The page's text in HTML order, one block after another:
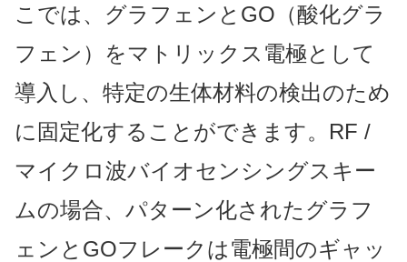
こでは、グラフェンとGO（酸化グラ
フェン）をマトリックス電極として
導入し、特定の生体材料の検出のため
に固定化することができます。RF /
マイクロ波バイオセンシングスキー
ムの場合、パターン化されたグラフ
ェンとGOフレークは電極間のギャッ